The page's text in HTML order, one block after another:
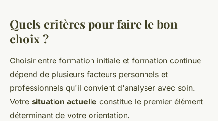
Quels critères pour faire le bon
choix ?
Choisir entre formation initiale et formation continue
dépend de plusieurs facteurs personnels et
professionnels qu'il convient d'analyser avec soin.
Votre situation actuelle constitue le premier élément
déterminant de votre orientation.